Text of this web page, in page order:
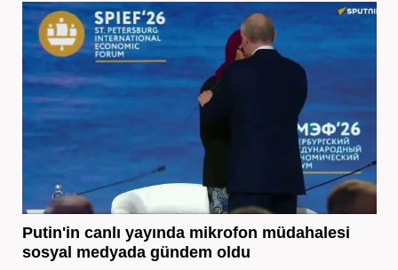
Putin'in canlı yayında mikrofon müdahalesi
sosyal medyada gündem oldu